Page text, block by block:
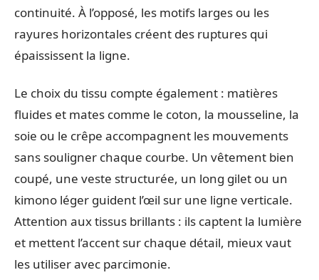
continuité. À l’opposé, les motifs larges ou les
rayures horizontales créent des ruptures qui
épaississent la ligne.
Le choix du tissu compte également : matières
fluides et mates comme le coton, la mousseline, la
soie ou le crêpe accompagnent les mouvements
sans souligner chaque courbe. Un vêtement bien
coupé, une veste structurée, un long gilet ou un
kimono léger guident l’œil sur une ligne verticale.
Attention aux tissus brillants : ils captent la lumière
et mettent l’accent sur chaque détail, mieux vaut
les utiliser avec parcimonie.